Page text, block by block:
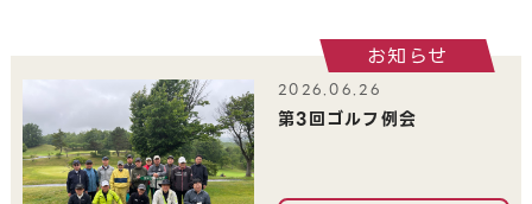
お知らせ
2026.06.26
第3回ゴルフ例会